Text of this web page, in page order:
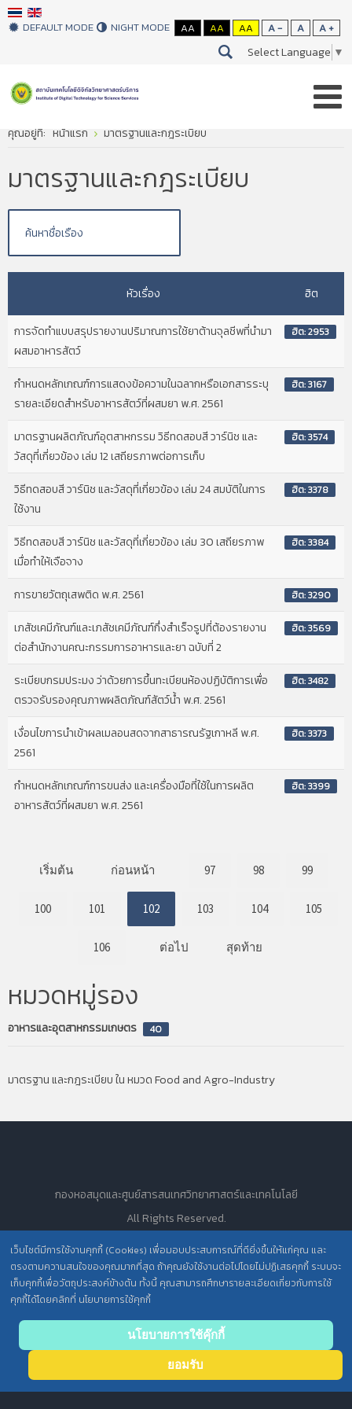
DEFAULT MODE NIGHT MODE AA AA AA A - A A +
Select Language ▼
คุณอยู่ที่: หน้าแรก มาตรฐานและกฎระเบียบ
มาตรฐานและกฎระเบียบ
หัวเรื่อง ฮิต
การจัดทำแบบสรุปรายงานปริมาณการใช้ยาต้านจุลชีพที่นำมา
ผสมอาหารสัตว์
ฮิต: 2953
กำหนดหลักเกณฑ์การแสดงข้อความในฉลากหรือเอกสารระบุ
รายละเอียดสำหรับอาหารสัตว์ที่ผสมยา พ.ศ. 2561
ฮิต: 3167
มาตรฐานผลิตภัณฑ์อุตสาหกรรม วิธีทดสอบสี วาร์นิช และ
วัสดุที่เกี่ยวข้อง เล่ม 12 เสถียรภาพต่อการเก็บ
ฮิต: 3574
วิธีทดสอบสี วาร์นิช และวัสดุที่เกี่ยวข้อง เล่ม 24 สมบัติในการ
ใช้งาน
ฮิต: 3378
วิธีทดสอบสี วาร์นิช และวัสดุที่เกี่ยวข้อง เล่ม 30 เสถียรภาพ
เมื่อทำให้เจือจาง
ฮิต: 3384
การขายวัตถุเสพติด พ.ศ. 2561 ฮิต: 3290
เภสัชเคมีภัณฑ์และเภสัชเคมีภัณฑ์กึ่งสําเร็จรูปที่ต้องรายงาน
ต่อสำนักงานคณะกรรมการอาหารและยา ฉบับที่ 2
ฮิต: 3569
ระเบียบกรมประมง ว่าด้วยการขึ้นทะเบียนห้องปฏิบัติการเพื่อ
ตรวจรับรองคุณภาพผลิตภัณฑ์สัตว์น้ำ พ.ศ. 2561
ฮิต: 3482
เงื่อนไขการนำเข้าผลเมลอนสดจากสาธารณรัฐเกาหลี พ.ศ.
2561
ฮิต: 3373
กำหนดหลักเกณฑ์การขนส่ง และเครื่องมือที่ใช้ในการผลิต
อาหารสัตว์ที่ผสมยา พ.ศ. 2561
ฮิต: 3399
เริ่มต้น ก่อนหน้า 97 98 99
100 101 102 103 104 105
106 ต่อไป สุดท้าย
หมวดหมู่รอง
อาหารและอุตสาหกรรมเกษตร 40
มาตรฐาน และกฎระเบียบ ใน หมวด Food and Agro-Industry
เว็บไซต์มีการใช้งานคุกกี้ (Cookies) เพื่อมอบประสบการณ์ที่ดียิ่งขึ้นให้แก่คุณ และ
ตรงตามความสนใจของคุณมากที่สุด ถ้าคุณยังใช้งานต่อไปโดยไม่ปฏิเสธคุกกี้ ระบบจะ
เก็บคุกกี้เพื่อวัตถุประสงค์ข้างต้น ทั้งนี้ คุณสามารถศึกษารายละเอียดเกี่ยวกับการใช้
คุกกี้ได้โดยคลิกที่ นโยบายการใช้คุกกี้
นโยบายการใช้คุ๊กกี้
ยอมรับ
กองหอสมุดและศูนย์สารสนเทศวิทยาศาสตร์และเทคโนโลยี
All Rights Reserved.
นโยบายการคุ้มครองข้อมูลส่วนบุคคล วศ. /
ประกาศความเป็นส่วนตัว (Privacy Notice) สำหรับการบริการสารสนเทศ
to top